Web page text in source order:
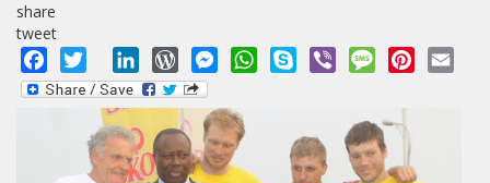
share
tweet
Facebook
Twitter LinkedInWordPressMessengerWhatsApp
Skype Viber MessagePinterest